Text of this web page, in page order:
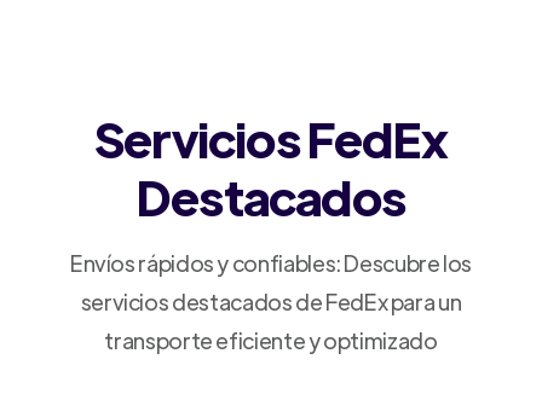
Servicios FedEx
Destacados
Envíos rápidos y confiables: Descubre los
servicios destacados de FedEx para un
transporte eficiente y optimizado